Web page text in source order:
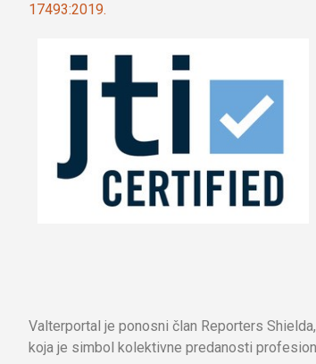
17493:2019.
Valterportal je ponosni član Reporters
koja je simbol kolektivne predanosti